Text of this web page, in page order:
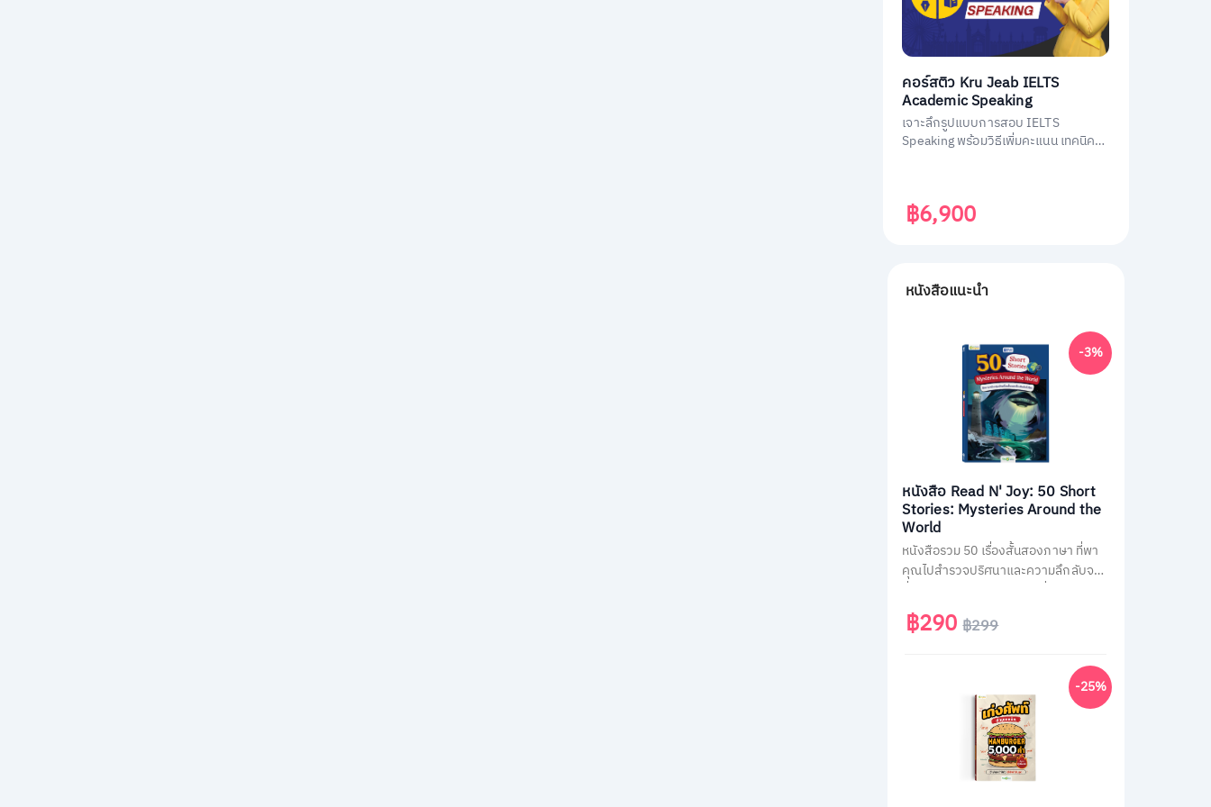
คอร์สติว Kru Jeab IELTS
Academic Speaking
เจาะลึกรูปแบบการสอบ IELTS
Speaking พร้อมวิธีเพิ่มคะแนน เทคนิค
฿6,900
หนังสือแนะนำ
หนังสือ Read N' Joy: 50 Short
Stories: Mysteries Around the
World
หนังสือรวม 50 เรื่องสั้นสองภาษา ที่พา
คุณไปสำรวจปริศนาและความลึกลับจาก
และสามเหลี่ยมเบอร์มิวด้า อ่านง่าย จบใน
หน้าเดียว พร้อม QR Code ฟังเสียง
1,500 คำ ช่วยพัฒนาทักษะอ่าน-ฟัง
ภาษาอังกฤษได้อย่างสนุกสนาน เหมาะ
สำหรับผู้ที่ชอบเรื่องลึกลับและต้องการ
ฝึกภาษาในเวลาเดียวกัน
-3%
฿290฿299
-25%